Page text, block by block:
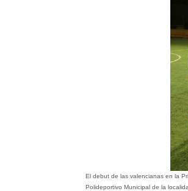
El debut de las valencianas en la
Polideportivo Municipal de la